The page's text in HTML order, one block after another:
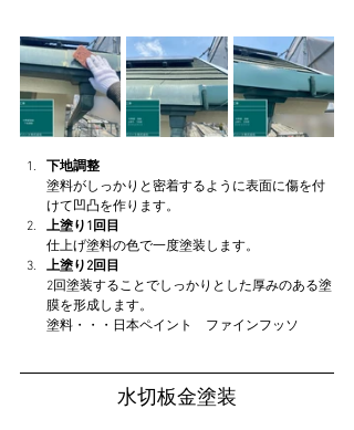
下地調整
塗料がしっかりと密着するように表面に傷を付
けて凹凸を作ります。
上塗り1回目
仕上げ塗料の色で一度塗装します。
上塗り2回目
2回塗装することでしっかりとした厚みのある塗
膜を形成します。
塗料・・・日本ペイント　ファインフッソ
水切板金塗装